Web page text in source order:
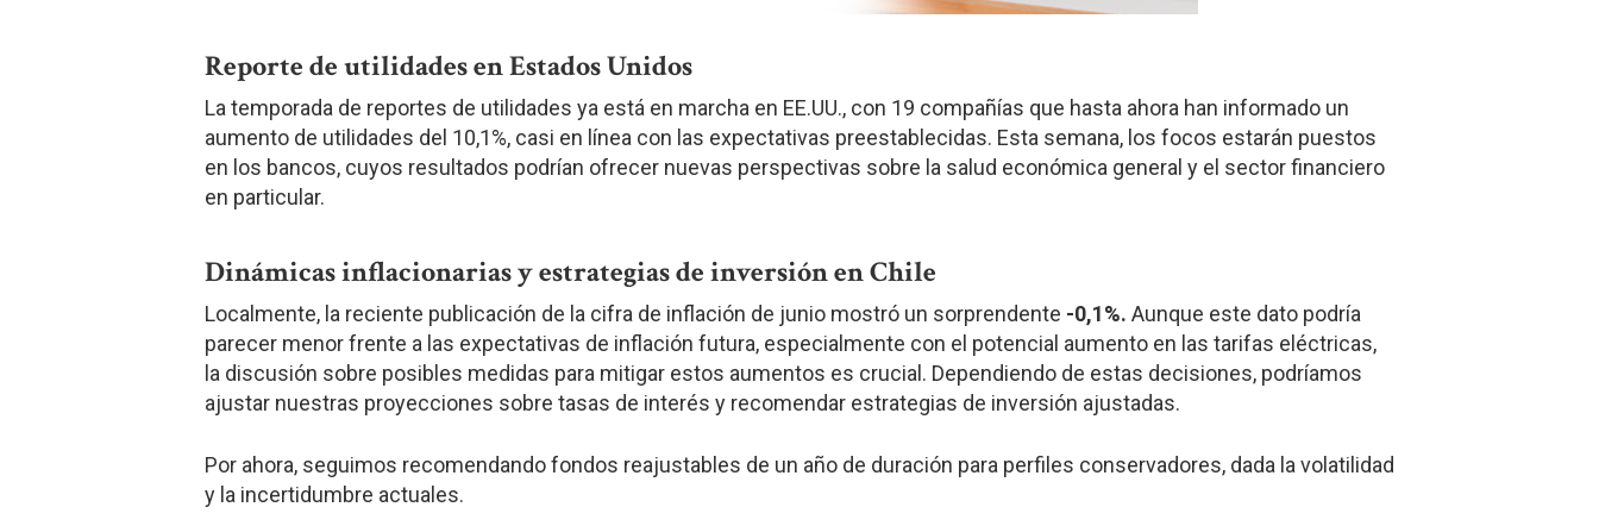
Reporte de utilidades en Estados Unidos
La temporada de reportes de utilidades ya está en marcha en EE.UU., con 19 compañías que hasta ahora han informado un
aumento de utilidades del 10,1%, casi en línea con las expectativas preestablecidas. Esta semana, los focos estarán puestos
en los bancos, cuyos resultados podrían ofrecer nuevas perspectivas sobre la salud económica general y el sector financiero
en particular.
Dinámicas inflacionarias y estrategias de inversión en Chile
Localmente, la reciente publicación de la cifra de inflación de junio mostró un sorprendente -0,1%. Aunque este dato podría
parecer menor frente a las expectativas de inflación futura, especialmente con el potencial aumento en las tarifas eléctricas,
la discusión sobre posibles medidas para mitigar estos aumentos es crucial. Dependiendo de estas decisiones, podríamos
ajustar nuestras proyecciones sobre tasas de interés y recomendar estrategias de inversión ajustadas.
Por ahora, seguimos recomendando fondos reajustables de un año de duración para perfiles conservadores, dada la volatilidad
y la incertidumbre actuales.